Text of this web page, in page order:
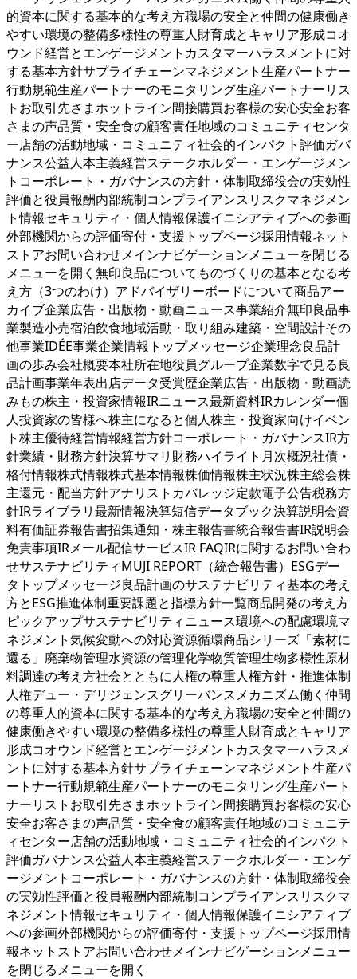
的資本に関する基本的な考え方職場の安全と仲間の健康働き
やすい環境の整備多様性の尊重人財育成とキャリア形成コオ
ウンド経営とエンゲージメントカスタマーハラスメントに対
する基本方針サプライチェーンマネジメント生産パートナー
行動規範生産パートナーのモニタリング生産パートナーリス
トお取引先さまホットライン間接購買お客様の安心安全お客
さまの声品質・安全食の顧客責任地域のコミュニティセンタ
ー店舗の活動地域・コミュニティ社会的インパクト評価ガバ
ナンス公益人本主義経営ステークホルダー・エンゲージメン
トコーポレート・ガバナンスの方針・体制取締役会の実効性
評価と役員報酬内部統制コンプライアンスリスクマネジメン
ト情報セキュリティ・個人情報保護イニシアティブへの参画
外部機関からの評価寄付・支援トップページ採用情報ネット
ストアお問い合わせメインナビゲーションメニューを閉じる
メニューを開く 無印良品についてものづくりの基本となる考
え方（3つのわけ）アドバイザリーボードについて商品アー
カイブ企業広告・出版物・動画ニュース事業紹介無印良品事
業製造小売宿泊飲食地域活動・取り組み建築・空間設計その
他事業IDÉE事業企業情報トップメッセージ企業理念良品計
画の歩み会社概要本社所在地役員グループ企業数字で見る良
品計画事業年表出店データ受賞歴企業広告・出版物・動画読
みもの株主・投資家情報IRニュース最新資料IRカレンダー個
人投資家の皆様へ株主になると個人株主・投資家向けイベン
ト株主優待経営情報経営方針コーポレート・ガバナンスIR方
針業績・財務方針決算サマリ財務ハイライト月次概況社債・
格付情報株式情報株式基本情報株価情報株主状況株主総会株
主還元・配当方針アナリストカバレッジ定款電子公告税務方
針IRライブラリ最新情報決算短信データブック決算説明会資
料有価証券報告書招集通知・株主報告書統合報告書IR説明会
免責事項IRメール配信サービスIR FAQIRに関するお問い合わ
せサステナビリティMUJI REPORT（統合報告書）ESGデー
タトップメッセージ良品計画のサステナビリティ基本の考え
方とESG推進体制重要課題と指標方針一覧商品開発の考え方
ピックアップサステナビリティニュース環境への配慮環境マ
ネジメント気候変動への対応資源循環商品シリーズ「素材に
還る」廃棄物管理水資源の管理化学物質管理生物多様性原材
料調達の考え方社会とともに人権の尊重人権方針・推進体制
人権デュー・デリジェンスグリーバンスメカニズム働く仲間
の尊重人的資本に関する基本的な考え方職場の安全と仲間の
健康働きやすい環境の整備多様性の尊重人財育成とキャリア
形成コオウンド経営とエンゲージメントカスタマーハラスメ
ントに対する基本方針サプライチェーンマネジメント生産パ
ートナー行動規範生産パートナーのモニタリング生産パート
ナーリストお取引先さまホットライン間接購買お客様の安心
安全お客さまの声品質・安全食の顧客責任地域のコミュニテ
ィセンター店舗の活動地域・コミュニティ社会的インパクト
評価ガバナンス公益人本主義経営ステークホルダー・エンゲ
ージメントコーポレート・ガバナンスの方針・体制取締役会
の実効性評価と役員報酬内部統制コンプライアンスリスクマ
ネジメント情報セキュリティ・個人情報保護イニシアティブ
への参画外部機関からの評価寄付・支援トップページ採用情
報ネットストアお問い合わせメインナビゲーションメニュー
を閉じるメニューを開く